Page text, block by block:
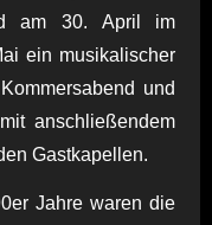
am 30. April im
ein musikalischer
und
anschließendem
Gastkapellen.
Jahre waren die